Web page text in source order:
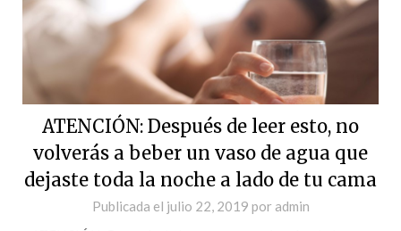
ATENCIÓN: Después de leer esto, no
volverás a beber un vaso de agua que
dejaste toda la noche a lado de tu cama
Publicada el julio 22, 2019 por admin